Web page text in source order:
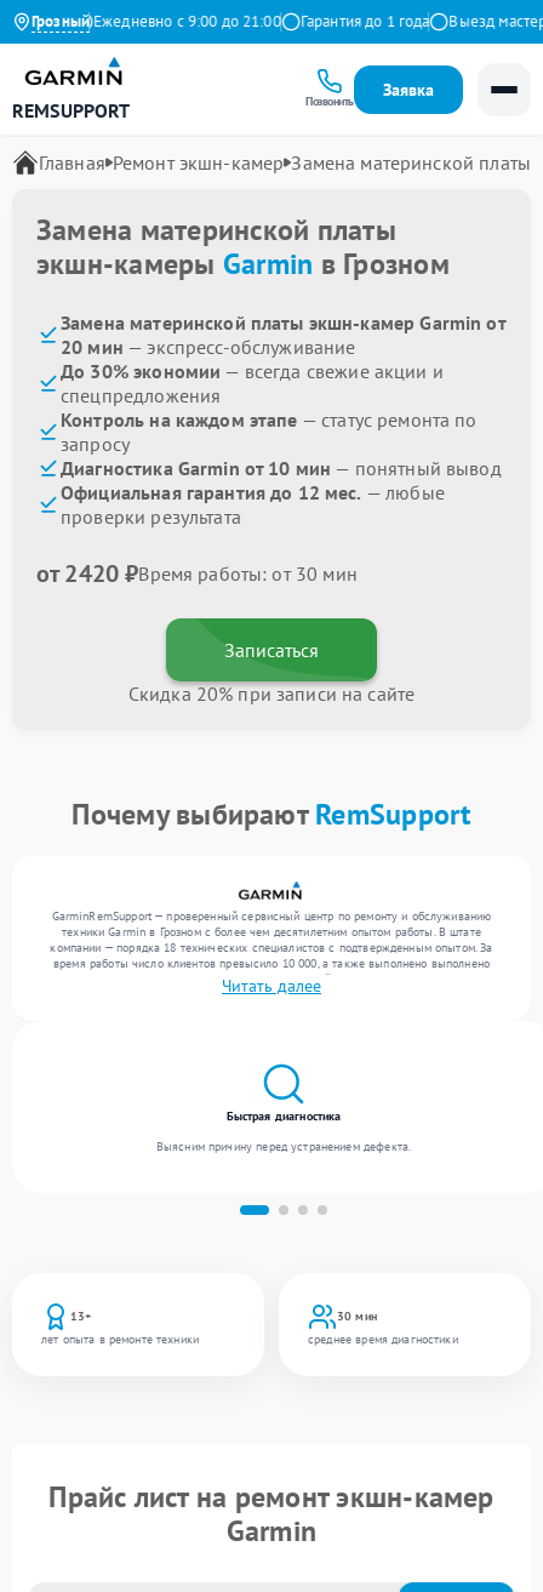
ГрозныйЕжедневно с 9:00 до 21:00 Гарантия до 1 года Выезд мастера
REMSUPPORT Позвонить
Заявка
Главная Ремонт экшн-камер Замена материнской платы
Замена материнской платы
экшн-камеры Garmin в Грозном
Замена материнской платы экшн-камер Garmin от
20 мин — экспресс-обслуживание
До 30% экономии — всегда свежие акции и
спецпредложения
Контроль на каждом этапе — статус ремонта по
запросу
Диагностика Garmin от 10 мин — понятный вывод
Официальная гарантия до 12 мес. — любые
проверки результата
от 2420 ₽Время работы: от 30 мин
Записаться
Скидка 20% при записи на сайте
Почему выбираютRemSupport
GarminRemSupport — проверенный сервисный центр по ремонту и обслуживанию
техники Garmin в Грозном с более чем десятилетним опытом работы. В штате
компании — порядка 18 технических специалистов с подтвержденным опытом. За
время работы число клиентов превысило 10 000, а также выполнено выполнено
более 12 000 ремонтов. Ежемесячно в сервисный центр поступает более 300
обращений, включая , , . Мы беремся за задачи любой сложности и гарантируем
Читать далее
13+
лет опыта в ремонте техники
30 мин
среднее время диагностики
Быстрая диагностика
Выясним причину перед устранением дефекта.
Прайс лист на ремонт экшн-камер
Garmin